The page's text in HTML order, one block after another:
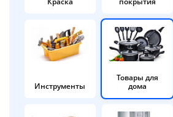
Инструменты
Товары для
дома
Добавляйте товары
в корзину
Оплачивайте сегодня только
25% картой любого банка